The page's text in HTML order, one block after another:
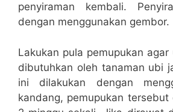
penyiraman kembali.
dengan menggunakan gembor.
Lakukan pula pemupukan agar
dibutuhkan oleh tanaman ubi
ini dilakukan dengan
kandang, pemupukan tersebut